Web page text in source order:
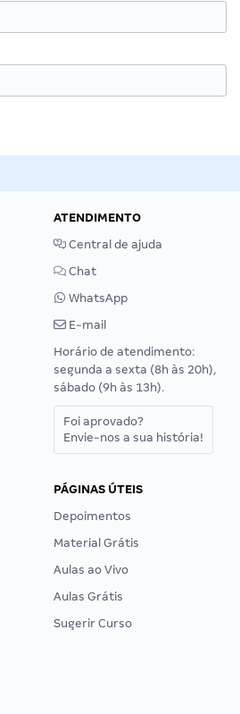
ATENDIMENTO
Central de ajuda
Chat
WhatsApp
E-mail
Horário de atendimento:
segunda a sexta (8h às 20h),
sábado (9h às 13h).
Foi aprovado?
Envie-nos a sua história!
PÁGINAS ÚTEIS
Depoimentos
Material Grátis
Aulas ao Vivo
Aulas Grátis
Sugerir Curso